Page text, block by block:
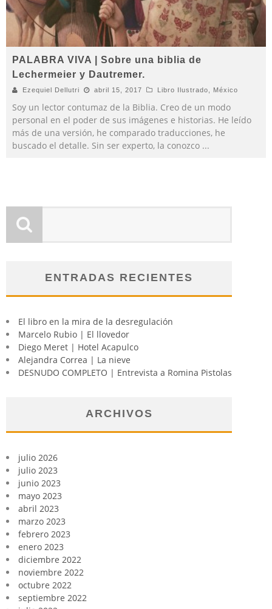
PALABRA VIVA | Sobre una biblia de
Lechermeier y Dautremer.
Ezequiel Dellutri abril 15, 2017 Libro Ilustrado México
Soy un lector contumaz de la Biblia. Creo de un modo
personal en el poder de sus imágenes e historias. He leído
más de una versión, he comparado traducciones, he
buscado el detalle. Sin ser experto, la conozco ...
ENTRADAS RECIENTES
El libro en la mira de la desregulación
Marcelo Rubio | El llovedor
Diego Meret | Hotel Acapulco
Alejandra Correa | La nieve
DESNUDO COMPLETO | Entrevista a Romina Pistolas
ARCHIVOS
julio 2026
julio 2023
junio 2023
mayo 2023
abril 2023
marzo 2023
febrero 2023
enero 2023
diciembre 2022
noviembre 2022
octubre 2022
septiembre 2022